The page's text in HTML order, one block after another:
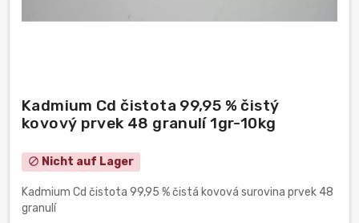
Kadmium Cd čistota 99,95 % čistý
kovový prvek 48 granulí 1gr-10kg
block Nicht auf Lager
Kadmium Cd čistota 99,95 % čistá kovová surovina prvek 48
granulí